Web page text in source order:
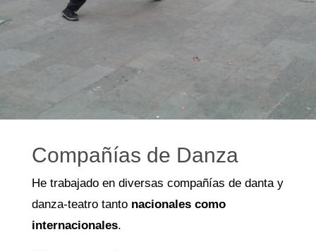
Compañías de Danza
He trabajado en diversas compañías de danta y
danza-teatro tanto nacionales como
internacionales.